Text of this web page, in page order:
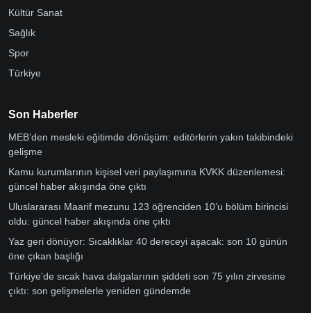
Kültür Sanat
Sağlık
Spor
Türkiye
Son Haberler
MEB’den mesleki eğitimde dönüşüm: editörlerin yakın takibindeki
gelişme
Kamu kurumlarının kişisel veri paylaşımına KVKK düzenlemesi:
güncel haber akışında öne çıktı
Uluslararası Maarif mezunu 123 öğrenciden 10’u bölüm birincisi
oldu: güncel haber akışında öne çıktı
Yaz geri dönüyor: Sıcaklıklar 40 dereceyi aşacak: son 10 günün
öne çıkan başlığı
Türkiye’de sıcak hava dalgalarının şiddeti son 75 yılın zirvesine
çıktı: son gelişmelerle yeniden gündemde